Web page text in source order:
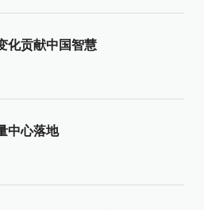
化贡献中国智慧
中心落地